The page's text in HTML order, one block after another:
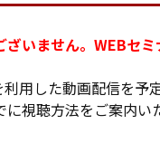
ざいません。WEBセ
利用した動画配信を予
視聴方法をご案内い